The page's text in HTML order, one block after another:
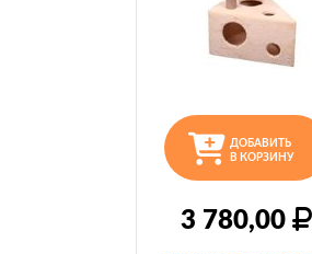
ДОБАВИТЬ
В КОРЗИНУ
3 780,00